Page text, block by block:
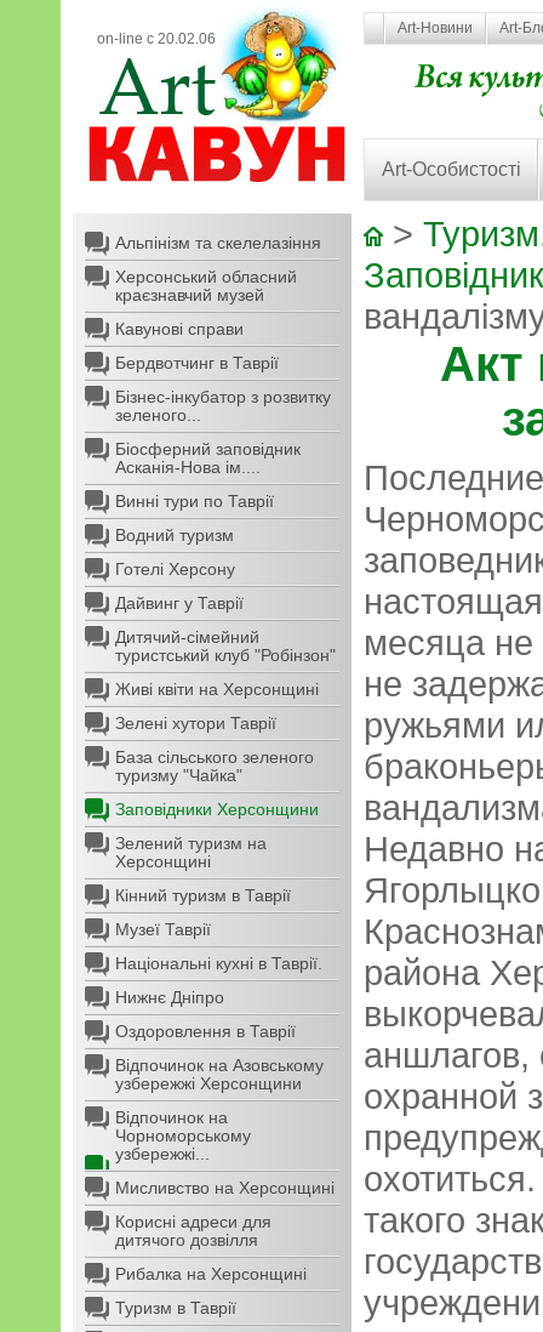
on-line с 20.02.06
Art-Новини Art-
Art-Особистості
Альпінізм та скелелазіння
Херсонський обласний
краєзнавчий музей
Кавунові справи
Бердвотчинг в Таврії
Бізнес-інкубатор з розвитку
зеленого...
Біосферний заповідник
Асканія-Нова ім....
Винні тури по Таврії
Водний туризм
Готелі Херсону
Дайвинг у Таврії
Дитячий-сімейний
туристський клуб "Робінзон"
Живі квіти на Херсонщині
Зелені хутори Таврії
База сільського зеленого
туризму "Чайка"
Заповідники Херсонщини
Зелений туризм на
Херсонщині
Кінний туризм в Таврії
Музеї Таврії
Національні кухні в Таврії.
Нижнє Дніпро
Оздоровлення в Таврії
Відпочинок на Азовському
узбережжі Херсонщини
Відпочинок на
Чорноморському
узбережжі...
Мисливство на Херсонщині
Корисні адреси для
дитячого дозвілля
Рибалка на Херсонщині
Туризм в Таврії
>
Акт
месяца не
не
ружьями
Недавно
района
охранной
такого